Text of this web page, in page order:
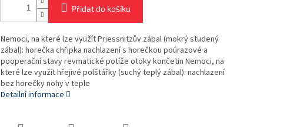
Přidat do košíku
Nemoci, na které lze využít Priessnitzův zábal (mokrý studený
zábal): horečka chřipka nachlazení s horečkou poúrazové a
pooperační stavy revmatické potíže otoky končetin Nemoci, na
které lze využít hřejivé polštářky (suchý teplý zábal): nachlazení
bez horečky nohy v teple
Detailní informace